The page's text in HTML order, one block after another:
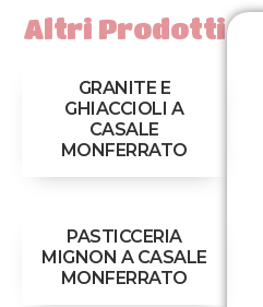
Altri Prodotti
GRANITE E
GHIACCIOLI A
CASALE
MONFERRATO
PASTICCERIA
MIGNON A CASALE
MONFERRATO